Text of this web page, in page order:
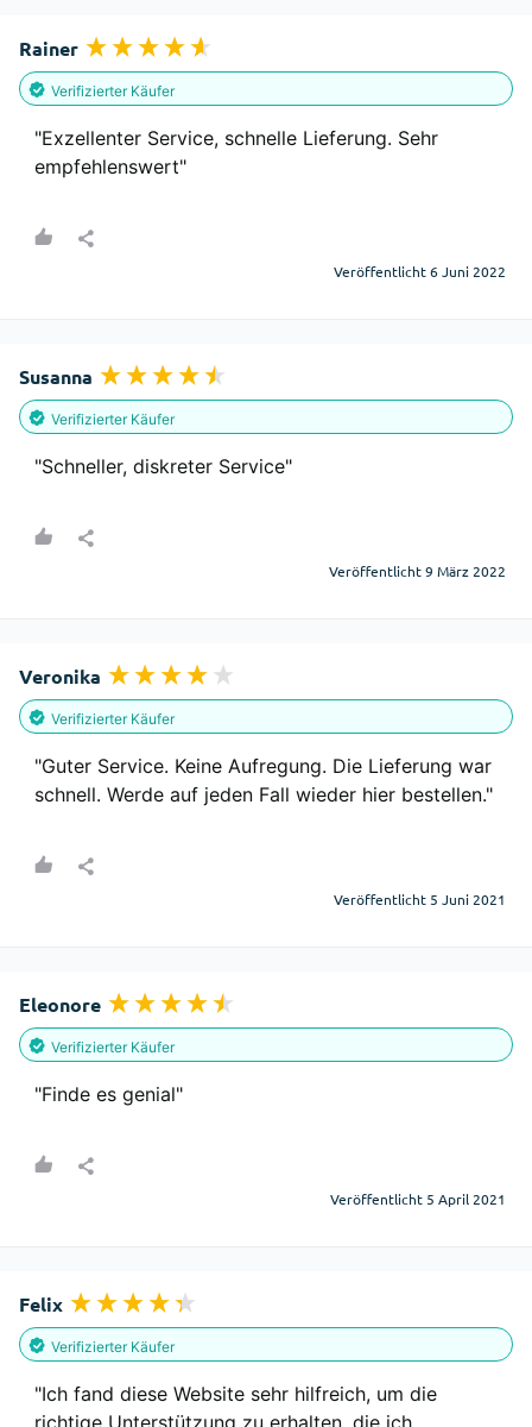
Rainer
Verifizierter Käufer
"Exzellenter Service, schnelle Lieferung. Sehr
empfehlenswert"
Veröffentlicht 6 Juni 2022
Susanna
Verifizierter Käufer
"Schneller, diskreter Service"
Veröffentlicht 9 März 2022
Veronika
Verifizierter Käufer
"Guter Service. Keine Aufregung. Die Lieferung war
schnell. Werde auf jeden Fall wieder hier bestellen."
Veröffentlicht 5 Juni 2021
Eleonore
Verifizierter Käufer
"Finde es genial"
Veröffentlicht 5 April 2021
Felix
Verifizierter Käufer
"Ich fand diese Website sehr hilfreich, um die